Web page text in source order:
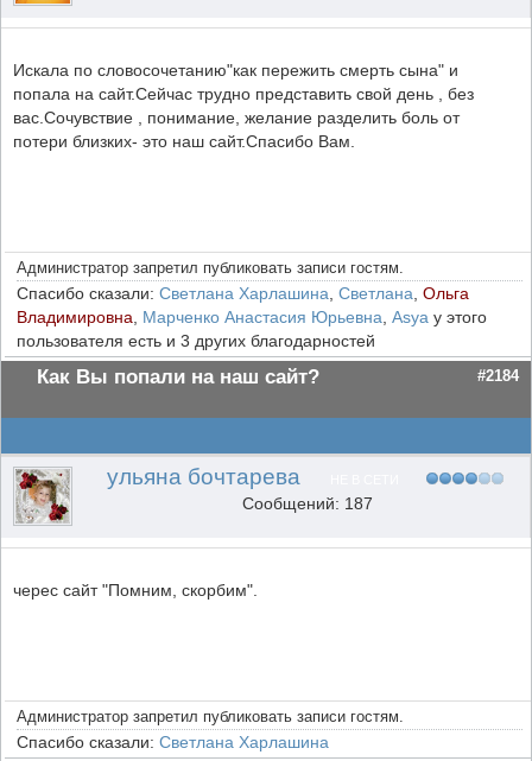
Искала по словосочетанию"как пережить смерть сына" и
попала на сайт.Сейчас трудно представить свой день , без
вас.Сочувствие , понимание, желание разделить боль от
потери близких- это наш сайт.Спасибо Вам.
Администратор запретил публиковать записи гостям.
Спасибо сказали: Светлана Харлашина Светлана Ольга
Владимировна
Марченко Анастасия Юрьевна Asya у этого
пользователя есть и 3 других благодарностей
Как Вы попали на наш сайт? #2184
ульяна бочтарева
Сообщений: 187
черес сайт "Помним, скорбим".
Администратор запретил публиковать записи гостям.
Спасибо сказали: Светлана Харлашина